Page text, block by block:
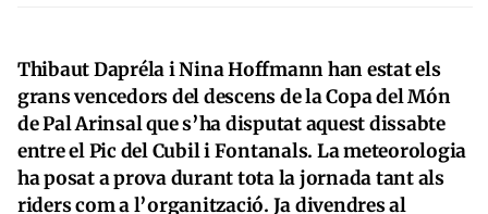
Thibaut Dapréla i Nina Hoffmann han estat els
grans vencedors del descens de la Copa del Món
de Pal Arinsal que s’ha disputat aquest dissabte
entre el Pic del Cubil i Fontanals. La meteorologia
ha posat a prova durant tota la jornada tant als
riders com a l’organització. Ja divendres al